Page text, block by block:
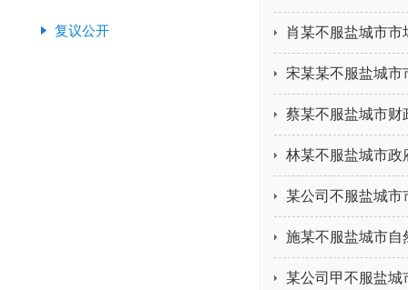
复议公开 肖某不服盐城市
宋某某不服盐城市
蔡某不服盐城市财
林某不服盐城市政
某公司不服盐城市
施某不服盐城市自
某公司甲不服盐城